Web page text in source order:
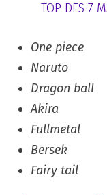
TOP DES 7
One piece
Naruto
Dragon ball
Akira
Fullmetal
Bersek
Fairy tail